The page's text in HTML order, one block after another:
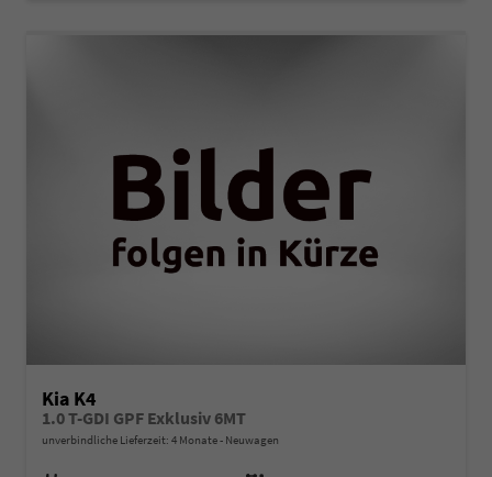
Kia K4
1.0 T-GDI GPF Exklusiv 6MT
unverbindliche Lieferzeit: 4 Monate Neuwagen